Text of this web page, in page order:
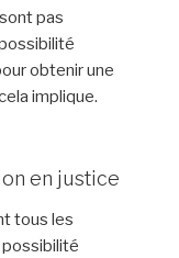
pas
obtenir une
implique.
en justice
tous les